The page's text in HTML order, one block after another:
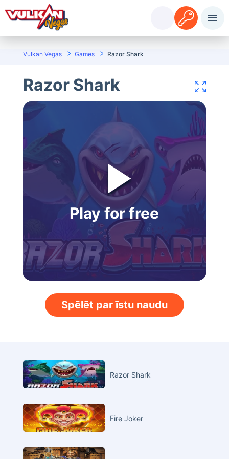
PieslēgtiesReģistrācija
Vulkan Vegas Games Razor Shark
Razor Shark
Fire Joker
Razor Shark
Play for free
Spēlēt par īstu naudu